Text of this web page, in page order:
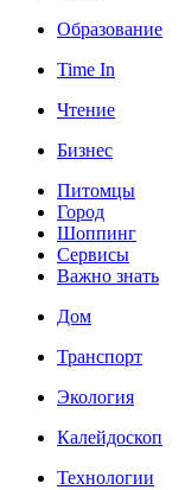
Образование
Time In
Чтение
Бизнес
Питомцы
Город
Шоппинг
Сервисы
Важно знать
Дом
Транспорт
Экология
Калейдоскоп
Технологии